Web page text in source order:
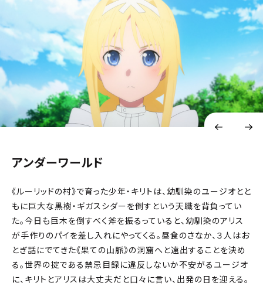
アンダーワールド
《ルーリッドの村》で育った少年・キリトは、幼馴染のユージオとと
もに巨大な黒樹・ギガスシダーを倒すという天職を背負ってい
た。今日も巨木を倒すべく斧を振るっていると、幼馴染のアリス
が手作りのパイを差し入れにやってくる。昼食のさなか、３人はお
とぎ話にでてきた《果ての山脈》の洞窟へと遠出することを決め
る。世界の掟である禁忌目録に違反しないか不安がるユージオ
に、キリトとアリスは大丈夫だと口々に言い、出発の日を迎える。